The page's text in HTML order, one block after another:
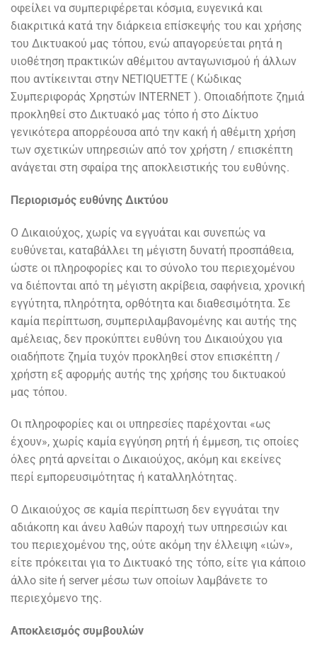
οφείλει να συμπεριφέρεται κόσμια, ευγενικά και
διακριτικά κατά την διάρκεια επίσκεψής του και χρήσης
του Δικτυακού μας τόπου, ενώ απαγορεύεται ρητά η
υιοθέτηση πρακτικών αθέμιτου ανταγωνισμού ή άλλων
που αντίκεινται στην NETIQUETTE ( Κώδικας
Συμπεριφοράς Χρηστών INTERNET ). Οποιαδήποτε ζημιά
προκληθεί στο Δικτυακό μας τόπο ή στο Δίκτυο
γενικότερα απορρέουσα από την κακή ή αθέμιτη χρήση
των σχετικών υπηρεσιών από τον χρήστη / επισκέπτη
ανάγεται στη σφαίρα της αποκλειστικής του ευθύνης.
Περιορισμός ευθύνης Δικτύου
Ο Δικαιούχος, χωρίς να εγγυάται και συνεπώς να
ευθύνεται, καταβάλλει τη μέγιστη δυνατή προσπάθεια,
ώστε οι πληροφορίες και το σύνολο του περιεχομένου
να διέπονται από τη μέγιστη ακρίβεια, σαφήνεια, χρονική
εγγύτητα, πληρότητα, ορθότητα και διαθεσιμότητα. Σε
καμία περίπτωση, συμπεριλαμβανομένης και αυτής της
αμέλειας, δεν προκύπτει ευθύνη του Δικαιούχου για
οιαδήποτε ζημία τυχόν προκληθεί στον επισκέπτη /
χρήστη εξ αφορμής αυτής της χρήσης του δικτυακού
μας τόπου.
Οι πληροφορίες και οι υπηρεσίες παρέχονται «ως
έχουν», χωρίς καμία εγγύηση ρητή ή έμμεση, τις οποίες
όλες ρητά αρνείται ο Δικαιούχος, ακόμη και εκείνες
περί εμπορευσιμότητας ή καταλληλότητας.
Ο Δικαιούχος σε καμία περίπτωση δεν εγγυάται την
αδιάκοπη και άνευ λαθών παροχή των υπηρεσιών και
του περιεχομένου της, ούτε ακόμη την έλλειψη «ιών»,
είτε πρόκειται για το Δικτυακό της τόπο, είτε για κάποιο
άλλο site ή server μέσω των οποίων λαμβάνετε το
περιεχόμενο της.
Αποκλεισμός συμβουλών